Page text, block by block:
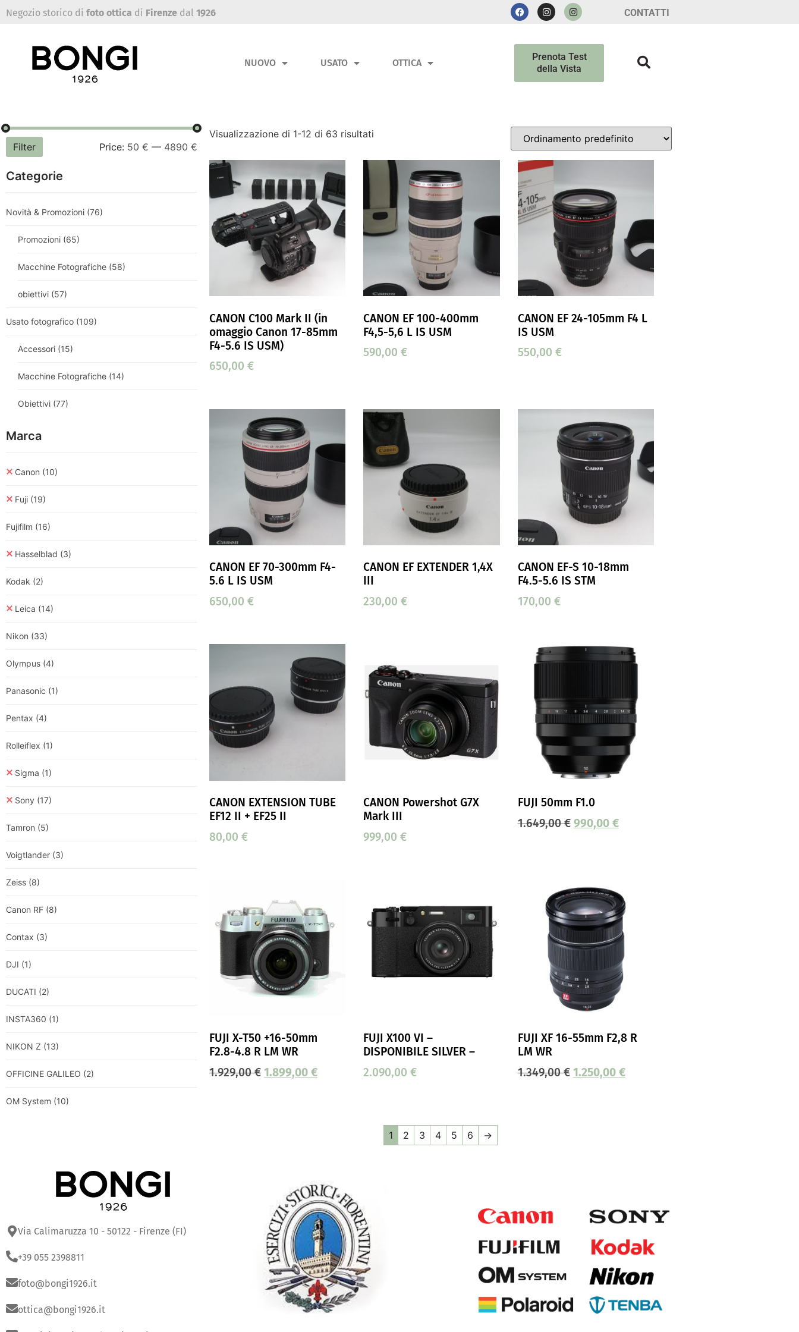
Negozio storico di foto ottica di Firenze dal 1926 CONTATTI
NUOVO USATO OTTICA
Prenota Test
della Vista
Filter Price: 50 € — 4890 €
Categorie
Novità & Promozioni (76)
Promozioni (65)
Macchine Fotografiche (58)
obiettivi (57)
Usato fotografico (109)
Accessori (15)
Macchine Fotografiche (14)
Obiettivi (77)
Marca
Canon (10)
Fuji (19)
Fujifilm (16)
Hasselblad (3)
Kodak (2)
Leica (14)
Nikon (33)
Olympus (4)
Panasonic (1)
Pentax (4)
Rolleiflex (1)
Sigma (1)
Sony (17)
Tamron (5)
Voigtlander (3)
Zeiss (8)
Canon RF (8)
Contax (3)
DJI (1)
DUCATI (2)
INSTA360 (1)
NIKON Z (13)
OFFICINE GALILEO (2)
OM System (10)
Visualizzazione di 1-12 di 63 risultati
CANON C100 Mark II (in
omaggio Canon 17-85mm
F4-5.6 IS USM)
650,00 €
CANON EF 100-400mm
F4,5-5,6 L IS USM
590,00€
CANON EF 24-105mm F4 L
IS USM
550,00 €
CANON EF 70-300mm F4-
5.6 L IS USM
650,00 €
CANON EF EXTENDER 1,4X
III
230,00€
CANON EF-S 10-18mm
F4.5-5.6 IS STM
170,00 €
CANON EXTENSION TUBE
EF12 II + EF25 II
80,00 €
CANON Powershot G7X
Mark III
999,00€
FUJI 50mm F1.0
1.649,00€ 990,00 €
FUJI X-T50 +16-50mm
F2.8-4.8 R LM WR
1.929,00€ 1.899,00 €
FUJI X100 VI –
DISPONIBILE SILVER –
2.090,00€
FUJI XF 16-55mm F2,8 R
LM WR
1.349,00€ 1.250,00 €
1 2 3 4 5 6 →
Via Calimaruzza 10 - 50122 - Firenze (FI)
+39 055 2398811
foto@bongi1926.it
ottica@bongi1926.it